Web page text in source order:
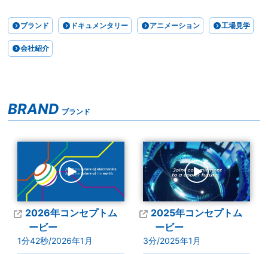
ブランド ドキュメンタリー アニメーション 工場見学
会社紹介
BRAND ブランド
2026年コンセプトム
ービー
1分42秒/2026年1月
2025年コンセプトム
ービー
3分/2025年1月